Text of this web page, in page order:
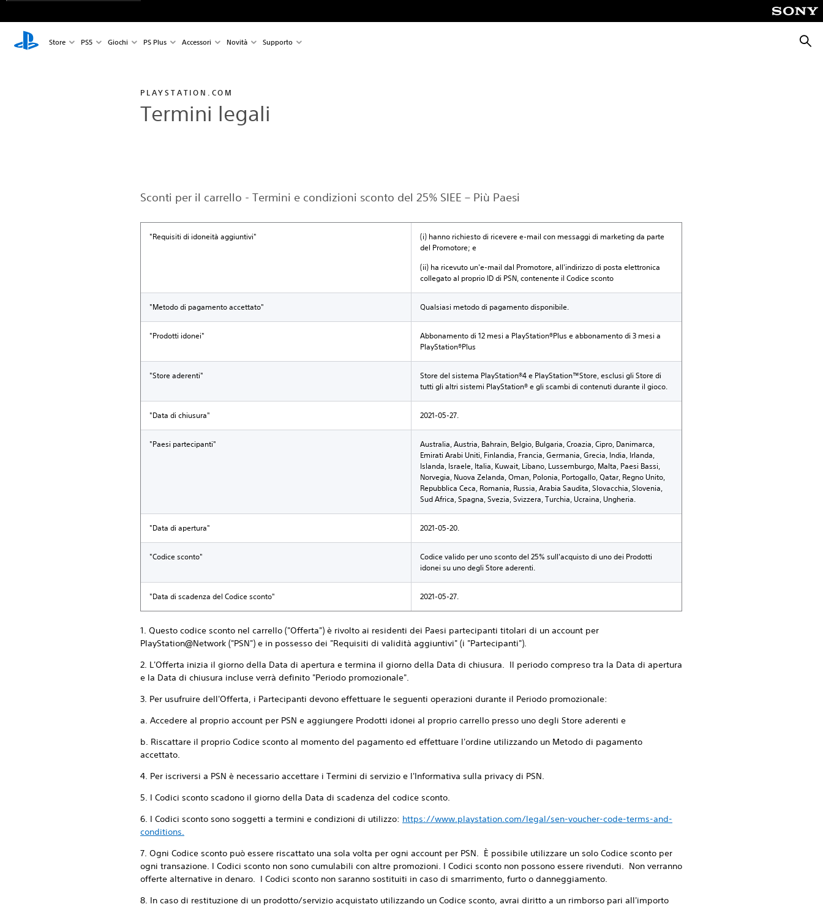
Store PS5 Giochi PS Plus Accessori Novità Supporto
PLAYSTATION.COM
Termini legali
Sconti per il carrello - Termini e condizioni sconto del 25% SIEE – Più Paesi
"Requisiti di idoneità aggiuntivi"
(i) hanno richiesto di ricevere e-mail con messaggi di marketing da parte
del Promotore; e
(ii) ha ricevuto un'e-mail dal Promotore, all'indirizzo di posta elettronica
collegato al proprio ID di PSN, contenente il Codice sconto
"Metodo di pagamento accettato" Qualsiasi metodo di pagamento disponibile.
"Prodotti idonei"
Abbonamento di 12 mesi a PlayStation®Plus e abbonamento di 3 mesi a
PlayStation®Plus
"Store aderenti"
Store del sistema PlayStation®4 e PlayStation™Store, esclusi gli Store di
tutti gli altri sistemi PlayStation® e gli scambi di contenuti durante il gioco.
"Data di chiusura" 2021-05-27.
"Paesi partecipanti"
Australia, Austria, Bahrain, Belgio, Bulgaria, Croazia, Cipro, Danimarca,
Emirati Arabi Uniti, Finlandia, Francia, Germania, Grecia, India, Irlanda,
Islanda, Israele, Italia, Kuwait, Libano, Lussemburgo, Malta, Paesi Bassi,
Norvegia, Nuova Zelanda, Oman, Polonia, Portogallo, Qatar, Regno Unito,
Repubblica Ceca, Romania, Russia, Arabia Saudita, Slovacchia, Slovenia,
Sud Africa, Spagna, Svezia, Svizzera, Turchia, Ucraina, Ungheria.
"Data di apertura" 2021-05-20.
"Codice sconto"
Codice valido per uno sconto del 25% sull'acquisto di uno dei Prodotti
idonei su uno degli Store aderenti.
"Data di scadenza del Codice sconto" 2021-05-27.
1. Questo codice sconto nel carrello ("Offerta") è rivolto ai residenti dei Paesi partecipanti titolari di un account per
PlayStation@Network ("PSN") e in possesso dei "Requisiti di validità aggiuntivi" (i "Partecipanti").
2. L'Offerta inizia il giorno della Data di apertura e termina il giorno della Data di chiusura. Il periodo compreso tra la Data di apertura
e la Data di chiusura incluse verrà definito "Periodo promozionale".
3. Per usufruire dell'Offerta, i Partecipanti devono effettuare le seguenti operazioni durante il Periodo promozionale:
a. Accedere al proprio account per PSN e aggiungere Prodotti idonei al proprio carrello presso uno degli Store aderenti e
b. Riscattare il proprio Codice sconto al momento del pagamento ed effettuare l'ordine utilizzando un Metodo di pagamento
accettato.
4. Per iscriversi a PSN è necessario accettare i Termini di servizio e l'Informativa sulla privacy di PSN.
5. I Codici sconto scadono il giorno della Data di scadenza del codice sconto.
6. I Codici sconto sono soggetti a termini e condizioni di utilizzo: https://www.playstation.com/legal/sen-voucher-code-terms-and-
conditions.
7. Ogni Codice sconto può essere riscattato una sola volta per ogni account per PSN. È possibile utilizzare un solo Codice sconto per
ogni transazione. I Codici sconto non sono cumulabili con altre promozioni. I Codici sconto non possono essere rivenduti. Non verranno
offerte alternative in denaro. I Codici sconto non saranno sostituiti in caso di smarrimento, furto o danneggiamento.
8. In caso di restituzione di un prodotto/servizio acquistato utilizzando un Codice sconto, avrai diritto a un rimborso pari all'importo